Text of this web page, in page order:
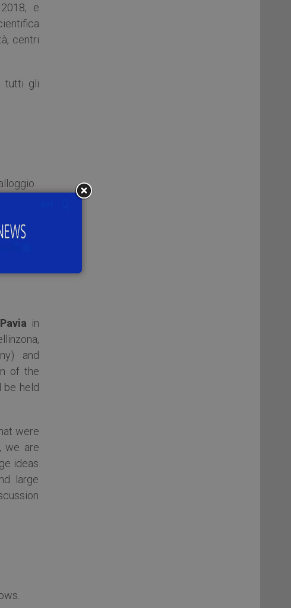
e
centri
tutti gli
in
and
of the
be held
were
we are
ideas
large